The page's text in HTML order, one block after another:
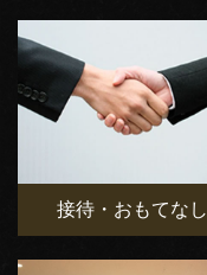
接待・おもてなし